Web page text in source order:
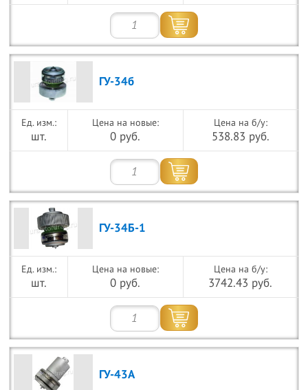
ГУ-34б
шт.
Цена на новые:
0 руб.
Цена на б/у:
538.83 руб.
ГУ-34Б-1
шт.
Цена на новые:
0 руб.
Цена на б/у:
3742.43 руб.
ГУ-43А